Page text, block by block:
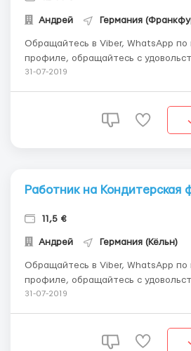
Андрей Германия
Обращайтесь в Viber, WhatsApp по
профиле, обращайтесь с
проконсультирую вас. Локализация: Баутцен Вакансия:
Обязанности: Упаковка,
31-07-2019
Работник на Кондитерская
11,5 €
Андрей Германия (Кёльн)
Обращайтесь в Viber, WhatsApp по
профиле, обращайтесь с
проконсультирую вас. Локализация: Кельн Вакансия:
лет, трудолюбие, желание
31-07-2019